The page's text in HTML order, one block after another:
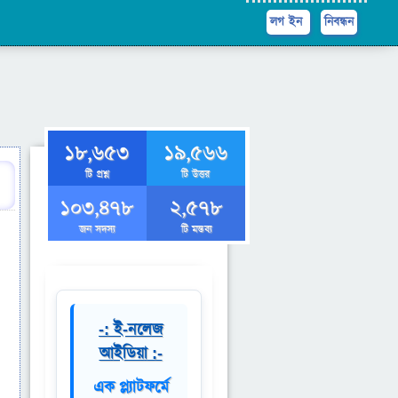
লগ ইন নিবন্ধন
18,653
টি প্রশ্ন
19,566
টি উত্তর
2,578
টি মন্তব্য
103,478
জন সদস্য
-: ই-নলেজ
আইডিয়া :-
এক প্ল্যাটফর্মে